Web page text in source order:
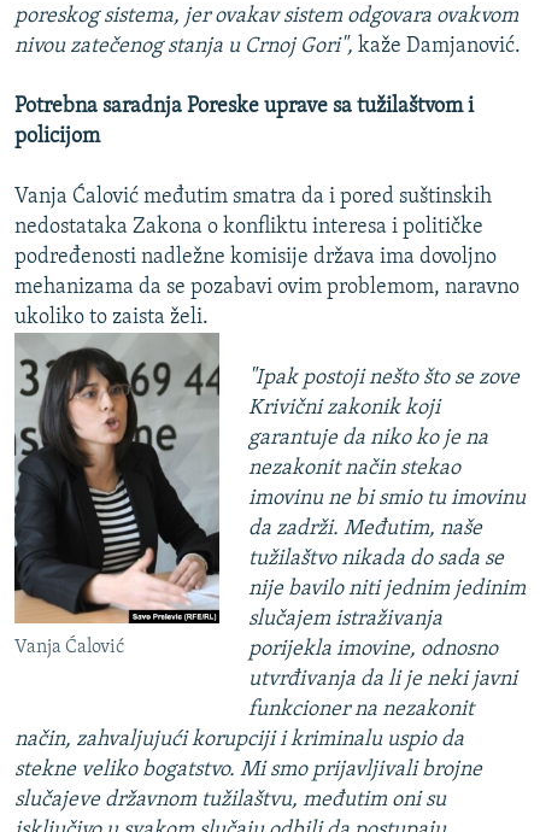
poreskog sistema, jer ovakav sistem odgovara ovakvom
nivou zatečenog stanja u Crnoj Gori", kaže Damjanović.
Potrebna saradnja Poreske uprave sa tužilaštvom i
policijom
Vanja Ćalović međutim smatra da i pored suštinskih
nedostataka Zakona o konfliktu interesa i političke
podređenosti nadležne komisije država ima dovoljno
mehanizama da se pozabavi ovim problemom, naravno
ukoliko to zaista želi.
Vanja Ćalović
"Ipak postoji nešto što se zove
Krivični zakonik koji
garantuje da niko ko je na
nezakonit način stekao
imovinu ne bi smio tu imovinu
da zadrži. Međutim, naše
tužilaštvo nikada do sada se
nije bavilo niti jednim jedinim
slučajem istraživanja
porijekla imovine, odnosno
utvrđivanja da li je neki javni
funkcioner na nezakonit
način, zahvaljujući korupciji i kriminalu uspio da
stekne veliko bogatstvo. Mi smo prijavljivali brojne
slučajeve državnom tužilaštvu, međutim oni su